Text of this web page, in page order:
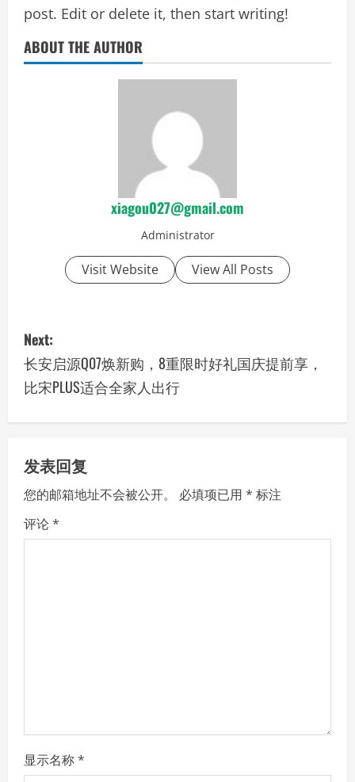
post. Edit or delete it, then start writing!
ABOUT THE AUTHOR
xiagou027@gmail.com
Administrator
Visit Website View All Posts
P
o
s
t
n
a
v
o
n
Next:
长安启源Q07焕新购，8重限时好礼国庆提前享，
比宋PLUS适合全家人出行
发表回复
您的邮箱地址不会被公开。 必填项已用 * 标注
评论*
显示名称*